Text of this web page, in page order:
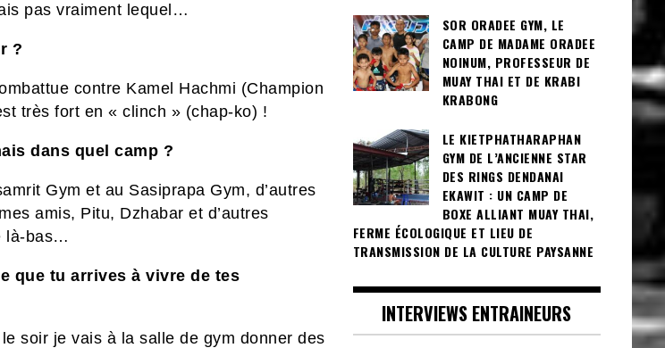
pas vraiment lequel…
?
contre Kamel Hachmi (Champion
très fort en « clinch » (chap-ko) !
dans quel camp ?
Gym et au Sasiprapa Gym, d’autres
amis, Pitu, Dzhabar et d’autres
là-bas…
que tu arrives à vivre de tes
soir je vais à la salle de gym donner des
SOR ORADEE GYM, LE
CAMP DE MADAME ORADEE
NOINUM, PROFESSEUR DE
MUAY THAI ET DE KRABI
KRABONG
LE KIETPHATHARAPHAN
GYM DE L’ANCIENNE STAR
DES RINGS DENDANAI
EKAWIT : UN CAMP DE
BOXE ALLIANT MUAY THAI,
FERME ÉCOLOGIQUE ET LIEU DE
TRANSMISSION DE LA CULTURE PAYSANNE
INTERVIEWS ENTRAINEURS